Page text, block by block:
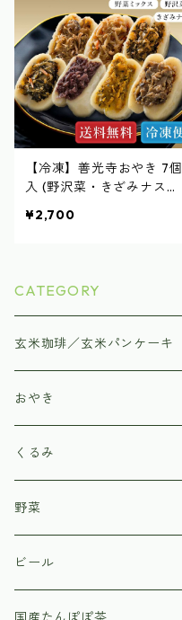
【冷凍】善光寺おやき 7個
入 (野沢菜・きざみナス・
こミックス・野菜ミック
¥2,700
CATEGORY
玄米珈琲／玄米パンケーキ
おやき
くるみ
野菜
北原農園
野菜のカネマツ
ビール